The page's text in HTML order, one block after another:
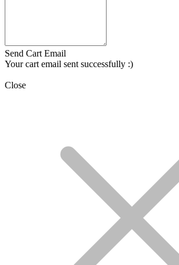
Send Cart Email
Your cart email sent successfully :)
Close